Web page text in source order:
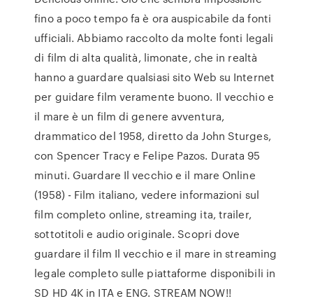
fino a poco tempo fa è ora auspicabile da fonti
ufficiali. Abbiamo raccolto da molte fonti legali
di film di alta qualità, limonate, che in realtà
hanno a guardare qualsiasi sito Web su Internet
per guidare film veramente buono. Il vecchio e
il mare è un film di genere avventura,
drammatico del 1958, diretto da John Sturges,
con Spencer Tracy e Felipe Pazos. Durata 95
minuti. Guardare Il vecchio e il mare Online
(1958) - Film italiano, vedere informazioni sul
film completo online, streaming ita, trailer,
sottotitoli e audio originale. Scopri dove
guardare il film Il vecchio e il mare in streaming
legale completo sulle piattaforme disponibili in
SD HD 4K in ITA e ENG. STREAM NOW!!